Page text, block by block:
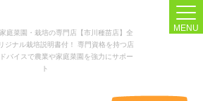
庭菜園・栽培の専門店【市川種苗店】全
ジナル栽培説明書付！ 専門資格を持つ店
バイスで農業や家庭菜園を強力にサポー
ト
MENU